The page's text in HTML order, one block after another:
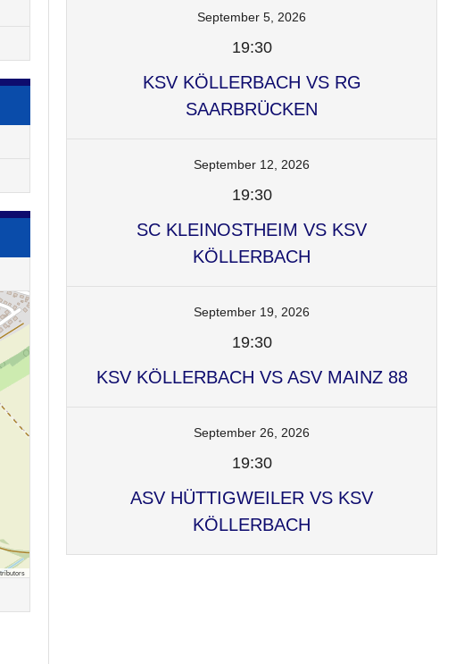
September 5, 2026
19:30
KSV KÖLLERBACH VS RG
SAARBRÜCKEN
September 12, 2026
19:30
SC KLEINOSTHEIM VS KSV
KÖLLERBACH
September 19, 2026
19:30
KSV KÖLLERBACH VS ASV MAINZ 88
September 26, 2026
19:30
ASV HÜTTIGWEILER VS KSV
KÖLLERBACH